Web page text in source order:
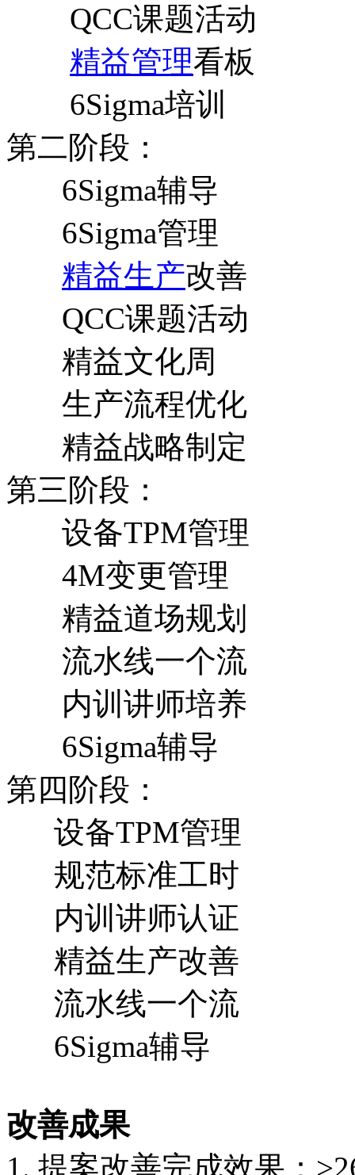
QCC课题活动
精益管理看板
6Sigma培训
第二阶段：
6Sigma辅导
6Sigma管理
精益生产改善
QCC课题活动
精益文化周
生产流程优化
精益战略制定
第三阶段：
设备TPM管理
4M变更管理
精益道场规划
流水线一个流
内训讲师培养
6Sigma辅导
第四阶段：
设备TPM管理
规范标准工时
内训讲师认证
精益生产改善
流水线一个流
6Sigma辅导
改善成果
1. 提案改善完成效果：